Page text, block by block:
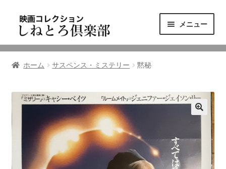
ゲ
シ
ン
キ
テ
ツ
ス
プ
メニュー
ニュース
東三河の映画館
しねとろ倶楽部について
リンクの旅
ホーム サスペンス・ミステリー 黙秘